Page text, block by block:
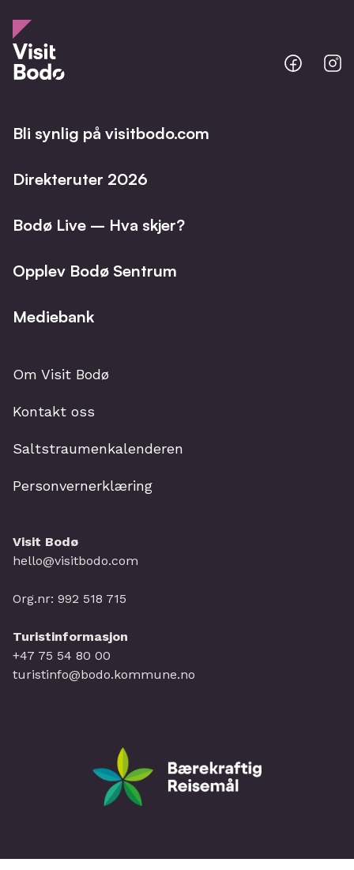
Bodo
@
Bli synlig på visitbodo.com
Direkteruter 2026
Bodø Live – Hva skjer?
Opplev Bodø Sentrum
Mediebank
Om Visit Bodø
Kontakt oss
Saltstraumenkalenderen
Personvernerklæring
Visit Bodø
hello@visitbodo.com
Org.nr: 992 518 715
Turistinformasjon
+47 75 54 80 00
turistinfo@bodo.kommune.no